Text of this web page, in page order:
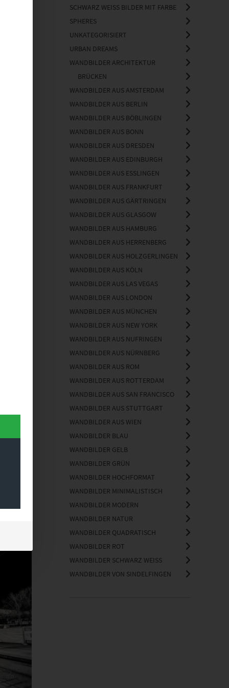
Wandbilder Architektur
Brücken 5
SCHWARZ WEISS BILDER MIT FARBE
SPHERES
UNKATEGORISIERT
URBAN DREAMS
WANDBILDER ARCHITEKTUR
BRÜCKEN
WANDBILDER AUS AMSTERDAM
WANDBILDER AUS BERLIN
WANDBILDER AUS BÖBLINGEN
WANDBILDER AUS BONN
WANDBILDER AUS DRESDEN
WANDBILDER AUS EDINBURGH
WANDBILDER AUS ESSLINGEN
WANDBILDER AUS FRANKFURT
WANDBILDER AUS GÄRTRINGEN
WANDBILDER AUS GLASGOW
WANDBILDER AUS HAMBURG
WANDBILDER AUS HERRENBERG
WANDBILDER AUS HOLZGERLINGEN
WANDBILDER AUS KÖLN
WANDBILDER AUS LAS VEGAS
WANDBILDER AUS LONDON
WANDBILDER AUS MÜNCHEN
WANDBILDER AUS NEW YORK
WANDBILDER AUS NUFRINGEN
WANDBILDER AUS NÜRNBERG
WANDBILDER AUS ROM
WANDBILDER AUS ROTTERDAM
WANDBILDER AUS SAN FRANCISCO
WANDBILDER AUS STUTTGART
WANDBILDER AUS WIEN
WANDBILDER BLAU
WANDBILDER GELB
WANDBILDER GRÜN
WANDBILDER HOCHFORMAT
WANDBILDER MINIMALISTISCH
WANDBILDER MODERN
WANDBILDER NATUR
WANDBILDER QUADRATISCH
WANDBILDER ROT
WANDBILDER SCHWARZ WEISS
WANDBILDER VON SINDELFINGEN